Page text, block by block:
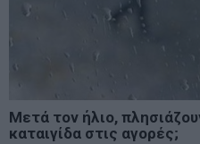
Μετά τον ήλιο,
καταιγίδα στις αγορές;